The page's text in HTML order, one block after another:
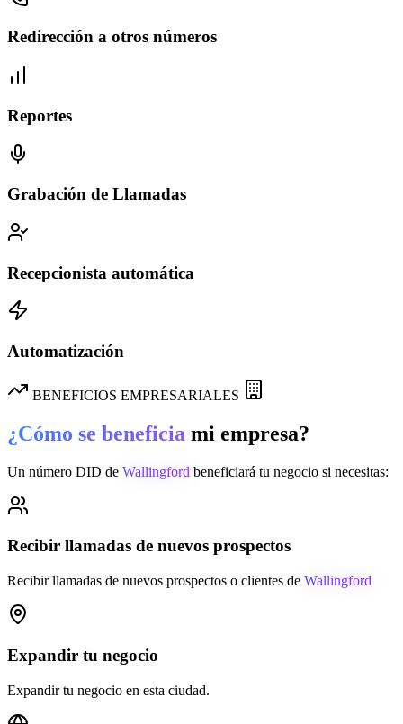
Redirección a otros números
Reportes
Grabación de Llamadas
Recepcionista automática
Automatización
BENEFICIOS EMPRESARIALES
¿Cómo se beneficia mi empresa?
Un número DID de Wallingford beneficiará tu negocio si necesitas:
Recibir llamadas de nuevos prospectos
Recibir llamadas de nuevos prospectos o clientes de Wallingford
Expandir tu negocio
Expandir tu negocio en esta ciudad.